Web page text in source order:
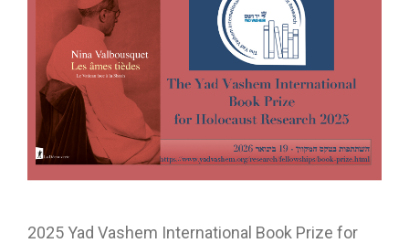
2025 Yad Vashem International Book Prize for